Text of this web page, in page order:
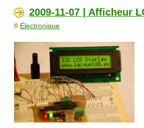
2009-11-07 | Afficheur
Électronique